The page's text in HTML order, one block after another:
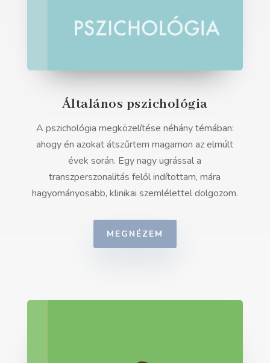
Általános pszichológia
A pszichológia megközelítése néhány témában:
ahogy én azokat átszűrtem magamon az elmúlt
évek során. Egy nagy ugrással a
transzperszonalitás felől indítottam, mára
hagyományosabb, klinikai szemlélettel dolgozom.
MEGNÉZEM